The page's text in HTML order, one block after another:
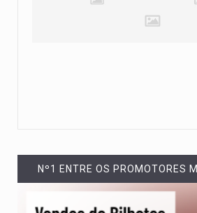
Nº1 ENTRE OS PROMOTORES